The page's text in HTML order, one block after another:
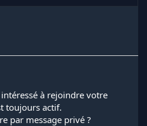
à rejoindre votre
toujours actif.
par message privé ?